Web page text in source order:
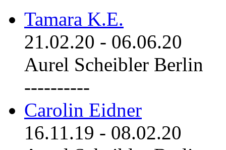
Tamara K.E.
21.02.20 - 06.06.20
Aurel Scheibler Berlin
----------
Carolin Eidner
16.11.19 - 08.02.20